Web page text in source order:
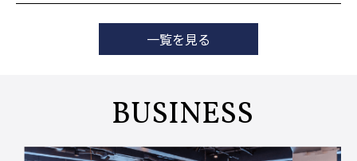
一覧を見る
BUSINESS